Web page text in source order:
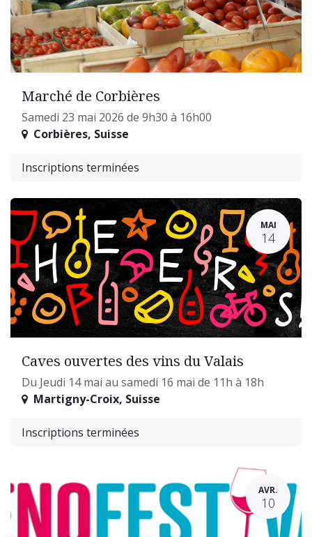
Marché de Corbières
Samedi 23 mai 2026 de 9h30 à 16h00
Corbières, Suisse
Inscriptions terminées
MAI
14
Caves ouvertes des vins du Valais
Du Jeudi 14 mai au samedi 16 mai de 11h à 18h
Martigny-Croix, Suisse
Inscriptions terminées
AVR.
10